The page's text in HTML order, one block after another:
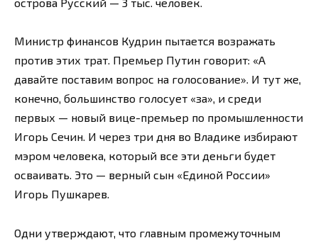
Министр финансов Кудрин пытается возражать
против этих трат. Премьер Путин говорит: «А
давайте поставим вопрос на голосование». И тут же,
конечно, большинство голосует «за», и среди
первых — новый вице-премьер по промышленности
Игорь Сечин. И через три дня во Владике избирают
мэром человека, который все эти деньги будет
осваивать. Это — верный сын «Единой России»
Игорь Пушкарев.
Одни утверждают, что главным промежуточным